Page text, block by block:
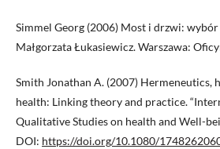
Simmel Georg (2006) Most i drzwi: wybór
Małgorzata Łukasiewicz. Warszawa:
Smith Jonathan A. (2007) Hermeneutics,
health: Linking theory and practice.
Qualitative Studies on health and Well-
DOI: https://doi.org/10.1080/